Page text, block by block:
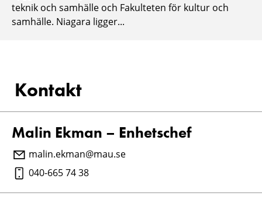
teknik och samhälle och Fakulteten för kultur och
samhälle. Niagara ligger...
Kontakt
Malin Ekman – Enhetschef
malin.ekman@mau.se
040-665 74 38